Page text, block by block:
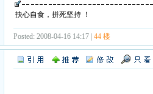
抉心自食，拼死坚持 ！
Posted: 2008-04-16 14:17 | 44 楼